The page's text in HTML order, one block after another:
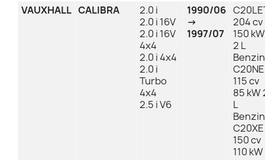
VAUXHALL CALIBRA
2.0 i
2.0 i 16V
2.0 i 16V
4x4
2.0 i 4x4
2.0 i
Turbo
4x4
2.5 i V6
1990/06
→
1997/07
204 cv
150 kW
2 L
C20NE
115 cv
85 kW
L
C20XE
150 cv
110 kW